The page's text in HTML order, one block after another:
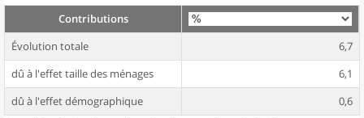
Contributions
Évolution totale
6,7
dû à l'effet taille des ménages
6,1
dû à l'effet démographique
0,6